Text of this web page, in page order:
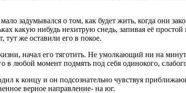
задумывался о том, как будет жить, когда они
какую нибудь нехитрую снедь, запивая её
тут же оставили его в покое.
начал его тяготить. Не умолкающий ни на
в любой момент подмять под себя одинокого,
к концу и он подсознательно чувствуя
верное направление- на юг.